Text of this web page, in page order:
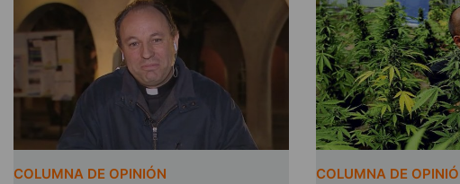
COLUMNA DE OPINIÓN COLUMNA DE